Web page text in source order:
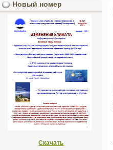
Новый номер
Скачать